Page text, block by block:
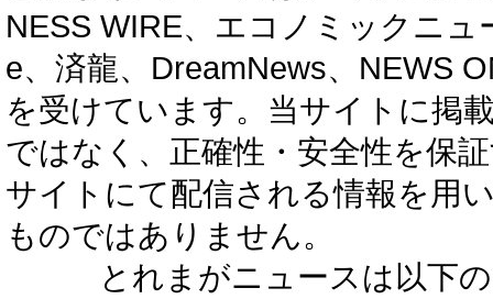
NESS WIRE、エコノミックニ
e、済龍、DreamNews、NEWS
を受けています。当サイトに掲
ではなく、正確性・安全性を保
サイトにて配信される情報を用
ものではありません。
とれまがニュースは以下